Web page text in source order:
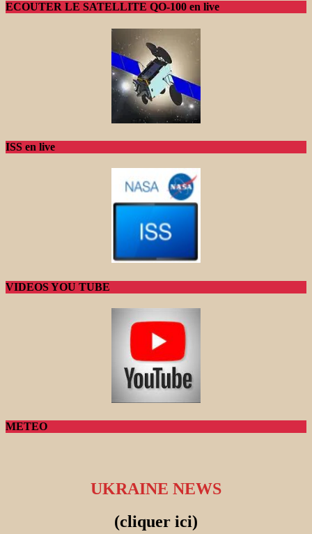
ECOUTER LE SATELLITE QO-100 en live
ISS en live
VIDEOS YOU TUBE
METEO
UKRAINE NEWS
(cliquer ici)